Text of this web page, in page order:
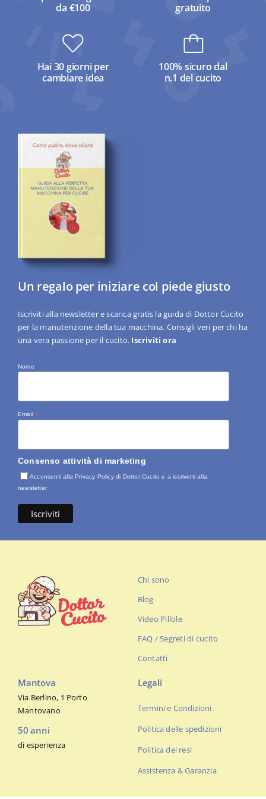
da €100
gratuito
Hai 30 giorni per
cambiare idea
100% sicuro dal
n.1 del cucito
Un regalo per iniziare col piede giusto
Iscriviti alla newsletter e scarica gratis la guida di Dottor Cucito
per la manutenzione della tua macchina. Consigli veri per chi ha
una vera passione per il cucito. Iscriviti ora
Nome
Email*
Consenso attività di marketing
Acconsenti alla Privacy Policy di Dottor Cucito e a iscriverti alla
newsletter
Chi sono
Blog
Video Pillole
FAQ / Segreti di cucito
Contatti
Mantova
Via Berlino, 1 Porto
Mantovano
50 anni
di esperienza
Legali
Termini e Condizioni
Politica delle spedizioni
Politica dei resi
Assistenza & Garanzia